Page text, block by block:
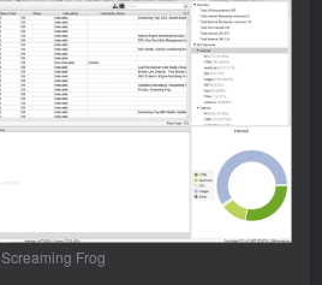
Screaming Frog